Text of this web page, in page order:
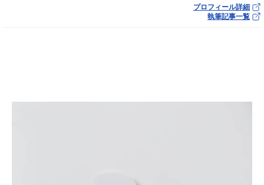
プロフィール詳細
執筆記事一覧